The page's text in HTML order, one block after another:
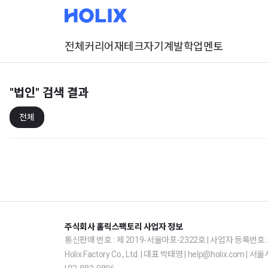
전체 커리어재테크자기계발학업멘토
"법인" 검색 결과
전체
주식회사 홀릭스팩토리 사업자 정보
통신판매 번호 : 제 2019-서울마포-2322호 | 사업자 등록번
Holix Factory Co., Ltd. | 대표 박태영 | help@holix.com | 서